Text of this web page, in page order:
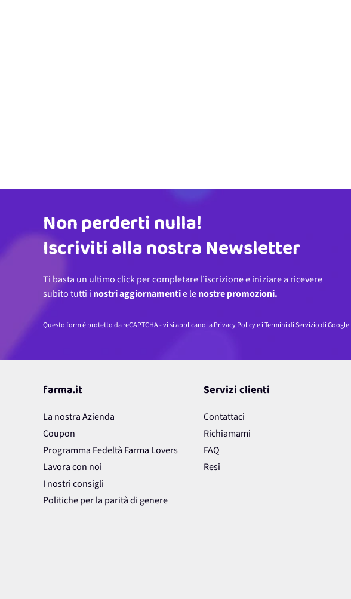
Indirizzo email
Non perderti nulla!
Iscriviti alla nostra Newsletter
Ti basta un ultimo click per completare l’iscrizione e iniziare a ricevere
subito tutti i nostri aggiornamentie lenostre promozioni.
Questo form è protetto da reCAPTCHA - vi si applicano laPrivacy Policye iTermini di Serviziodi Google.
farma.it
La nostra Azienda
Coupon
Programma Fedeltà Farma Lovers
Lavora con noi
I nostri consigli
Politiche per la parità di genere
Servizi clienti
Contattaci
Richiamami
FAQ
Resi